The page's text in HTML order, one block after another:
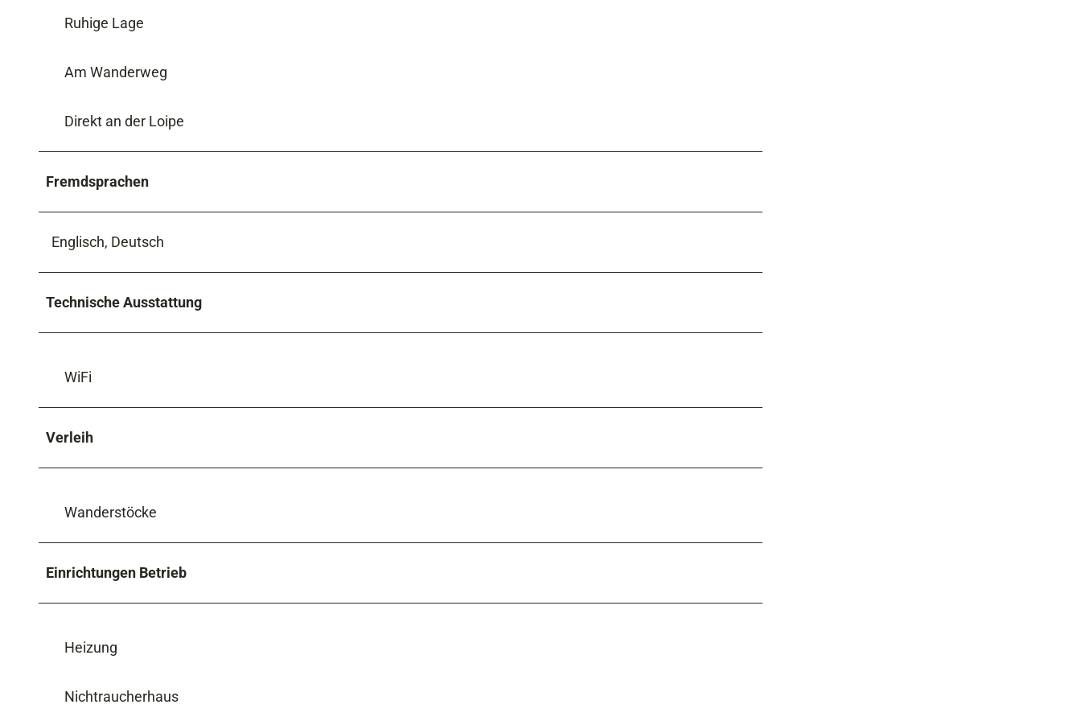
Ruhige Lage
Am Wanderweg
Direkt an der Loipe
Fremdsprachen
Englisch, Deutsch
Technische Ausstattung
WiFi
Verleih
Wanderstöcke
Einrichtungen Betrieb
Heizung
Nichtraucherhaus